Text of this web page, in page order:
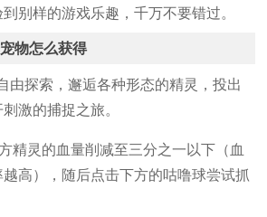
别样的游戏乐趣，千万不要错过。
物怎么获得
由探索，邂逅各种形态的精灵，投出
激的捕捉之旅。
精灵的血量削减至三分之一以下（血
高），随后点击下方的咕噜球尝试抓